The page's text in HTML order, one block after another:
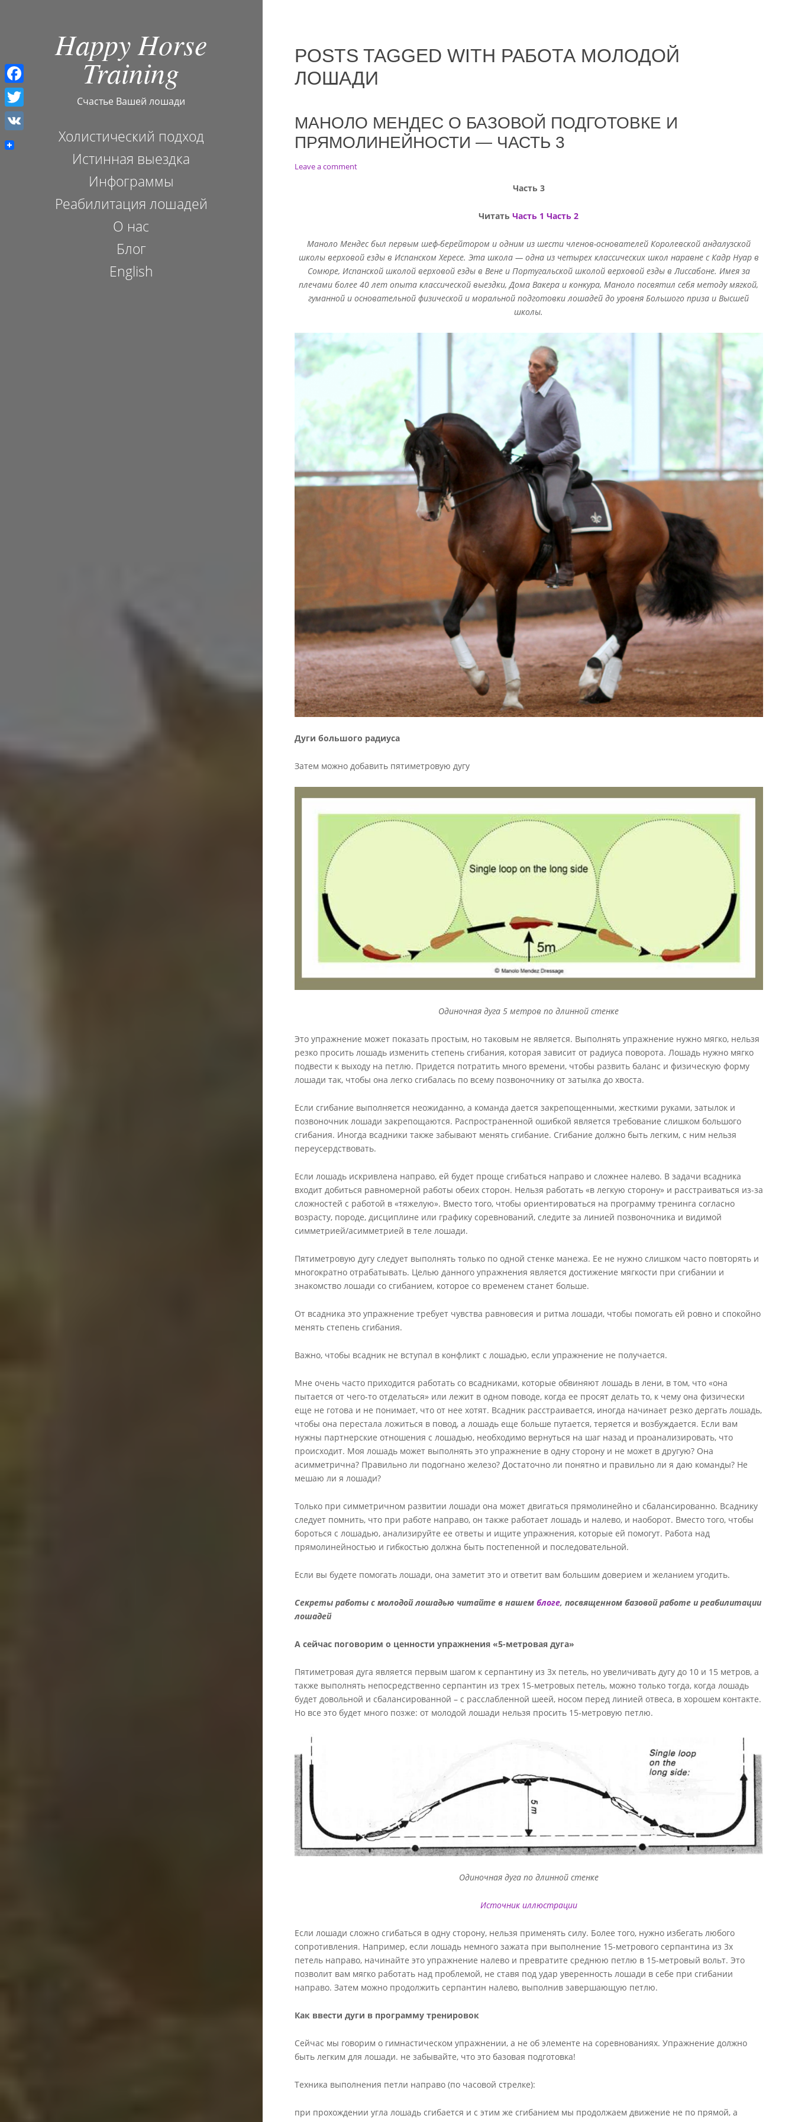
Happy Horse
Training
Счастье Вашей лошади
Холистический подход
Истинная выездка
Инфограммы
Реабилитация лошадей
О нас
Блог
English
POSTS TAGGED WITH РАБОТА МОЛОДОЙ
ЛОШАДИ
МАНОЛО МЕНДЕС О БАЗОВОЙ ПОДГОТОВКЕ И
ПРЯМОЛИНЕЙНОСТИ — ЧАСТЬ 3
Leave a commenton
и
прямолинейности
3
Часть 3
ЧитатьЧасть 1 Часть 2
Маноло Мендес был первым шеф-берейтором и одним из шести членов-основателей Королевской андалузской
школы верховой езды в Испанском Хересе. Эта школа — одна из четырех классических школ наравне с Кадр Нуар в
Сомюре, Испанской школой верховой езды в Вене и Португальской школой верховой езды в Лиссабоне. Имея за
плечами более 40 лет опыта классической выездки, Дома Вакера и конкура, Маноло посвятил себя методу мягкой,
гуманной и основательной физической и моральной подготовки лошадей до уровня Большого приза и Высшей
школы.
Дуги большого радиуса
Затем можно добавить пятиметровую дугу
Одиночная дуга 5 метров по длинной стенке
Это упражнение может показать простым, но таковым не является. Выполнять упражнение нужно мягко, нельзя
резко просить лошадь изменить степень сгибания, которая зависит от радиуса поворота. Лошадь нужно мягко
подвести к выходу на петлю. Придется потратить много времени, чтобы развить баланс и физическую форму
лошади так, чтобы она легко сгибалась по всему позвоночнику от затылка до хвоста.
Если сгибание выполняется неожиданно, а команда дается закрепощенными, жесткими руками, затылок и
позвоночник лошади закрепощаются. Распространенной ошибкой является требование слишком большого
сгибания. Иногда всадники также забывают менять сгибание. Сгибание должно быть легким, с ним нельзя
переусердствовать.
Если лошадь искривлена направо, ей будет проще сгибаться направо и сложнее налево. В задачи всадника
входит добиться равномерной работы обеих сторон. Нельзя работать «в легкую сторону» и расстраиваться из-за
сложностей с работой в «тяжелую». Вместо того, чтобы ориентироваться на программу тренинга согласно
возрасту, породе, дисциплине или графику соревнований, следите за линией позвоночника и видимой
симметрией/асимметрией в теле лошади.
Пятиметровую дугу следует выполнять только по одной стенке манежа. Ее не нужно слишком часто повторять и
многократно отрабатывать. Целью данного упражнения является достижение мягкости при сгибании и
знакомство лошади со сгибанием, которое со временем станет больше.
От всадника это упражнение требует чувства равновесия и ритма лошади, чтобы помогать ей ровно и спокойно
менять степень сгибания.
Важно, чтобы всадник не вступал в конфликт с лошадью, если упражнение не получается.
Мне очень часто приходится работать со всадниками, которые обвиняют лошадь в лени, в том, что «она
пытается от чего-то отделаться» или лежит в одном поводе, когда ее просят делать то, к чему она физически
еще не готова и не понимает, что от нее хотят. Всадник расстраивается, иногда начинает резко дергать лошадь,
чтобы она перестала ложиться в повод, а лошадь еще больше путается, теряется и возбуждается. Если вам
нужны партнерские отношения с лошадью, необходимо вернуться на шаг назад и проанализировать, что
происходит. Моя лошадь может выполнять это упражнение в одну сторону и не может в другую? Она
асимметрична? Правильно ли подогнано железо? Достаточно ли понятно и правильно ли я даю команды? Не
мешаю ли я лошади?
Только при симметричном развитии лошади она может двигаться прямолинейно и сбалансированно. Всаднику
следует помнить, что при работе направо, он также работает лошадь и налево, и наоборот. Вместо того, чтобы
бороться с лошадью, анализируйте ее ответы и ищите упражнения, которые ей помогут. Работа над
прямолинейностью и гибкостью должна быть постепенной и последовательной.
Если вы будете помогать лошади, она заметит это и ответит вам большим доверием и желанием угодить.
Секреты работы с молодой лошадью читайте в нашемблоге, посвященном базовой работе и реабилитации
лошадей
А сейчас поговорим о ценности упражнения «5-метровая дуга»
Пятиметровая дуга является первым шагом к серпантину из 3х петель, но увеличивать дугу до 10 и 15 метров, а
также выполнять непосредственно серпантин из трех 15-метровых петель, можно только тогда, когда лошадь
будет довольной и сбалансированной – с расслабленной шеей, носом перед линией отвеса, в хорошем контакте.
Но все это будет много позже: от молодой лошади нельзя просить 15-метровую петлю.
Одиночная дуга по длинной стенке
Источник иллюстрации
Если лошади сложно сгибаться в одну сторону, нельзя применять силу. Более того, нужно избегать любого
сопротивления. Например, если лошадь немного зажата при выполнение 15-метрового серпантина из 3х
петель направо, начинайте это упражнение налево и превратите среднюю петлю в 15-метровый вольт. Это
позволит вам мягко работать над проблемой, не ставя под удар уверенность лошади в себе при сгибании
направо. Затем можно продолжить серпантин налево, выполнив завершающую петлю.
Как ввести дуги в программу тренировок
Сейчас мы говорим о гимнастическом упражнении, а не об элементе на соревнованиях. Упражнение должно
быть легким для лошади. не забывайте, что это базовая подготовка!
Техника выполнения петли направо (по часовой стрелке):
при прохождении угла лошадь сгибается и с этим же сгибанием мы продолжаем движение не по прямой, а
F
a
c
e
T
i
V